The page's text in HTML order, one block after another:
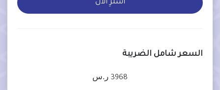
اشترِ الان
السعر شامل الضريبة
3968 ر.س